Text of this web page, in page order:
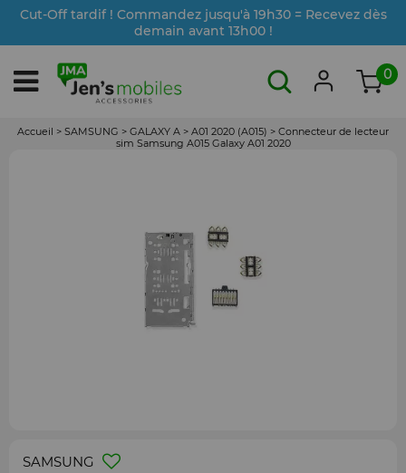
Cut-Off tardif ! Commandez jusqu'à 19h30 = Recevez dès
demain avant 13h00 !
0
Accueil > SAMSUNG > GALAXY A > A01 2020 (A015) > Connecteur de lecteur
sim Samsung A015 Galaxy A01 2020
SAMSUNG